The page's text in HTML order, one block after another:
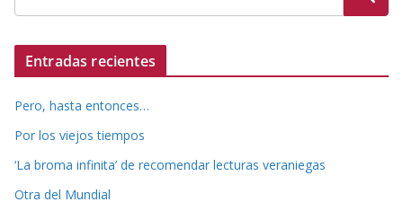
Entradas recientes
Pero, hasta entonces…
Por los viejos tiempos
‘La broma infinita’ de recomendar lecturas veraniegas
Otra del Mundial